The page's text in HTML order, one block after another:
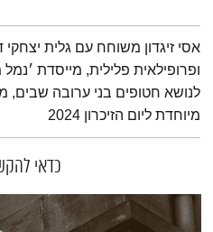
תמצית הפודקאסט
אסי זיגדון משוחח עם גלית יצחקי
ופרופילאית פלילית, מייסדת
לנושא חטופים בני ערובה
מיוחדת ליום הזיכרון 2024
כדאי